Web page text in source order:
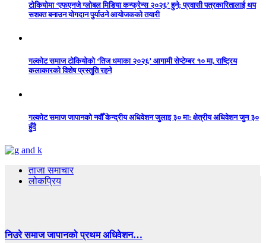
टोकियोमा ‘एफएनजे ग्लोबल मिडिया कन्फ्रेन्स २०२६’ हुने; प्रवासी पत्रकारितालाई थप
सशक्त बनाउन योगदान पुर्याउने आयोजकको तयारी
गल्कोट समाज टोकियोको ‘तिज धमाका २०२६’ आगामी सेप्टेम्बर १० मा, राष्ट्रिय
कलाकारको विशेष प्रस्तुति रहने
गल्कोट समाज जापानको नवौँ केन्द्रीय अधिवेशन जुलाइ ३० मा: क्षेत्रीय अधिवेशन जुन ३०
हुँदै
ताजा समाचार
लोकप्रिय
निउरे समाज जापानको प्रथम अधिवेशन…